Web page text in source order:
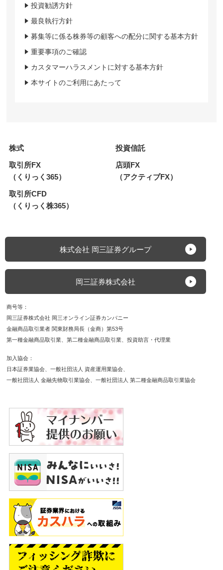
投資勧誘方針
最良執行方針
募集等に係る株券等の顧客への配分に関する基本方針
重要事項のご確認
カスタマーハラスメントに対する基本方針
本サイトのご利用にあたって
株式
投資信託
取引所FX
（くりっく365）
店頭FX
（アクティブFX）
取引所CFD
（くりっく株365）
株式会社 岡三証券グループ
岡三証券株式会社
商号等
岡三証券株式会社 岡三オンライン証券カンパニー
金融商品取引業者 関東財務局長（金商）第53号
第一種金融商品取引業
第二種金融商品取引業 投資助言・代理業
加入協会
日本証券業協会
一般社団法人 資産運用業協会
一般社団法人 金融先物取引業協会
一般社団法人 第二種金融商品取引業協会